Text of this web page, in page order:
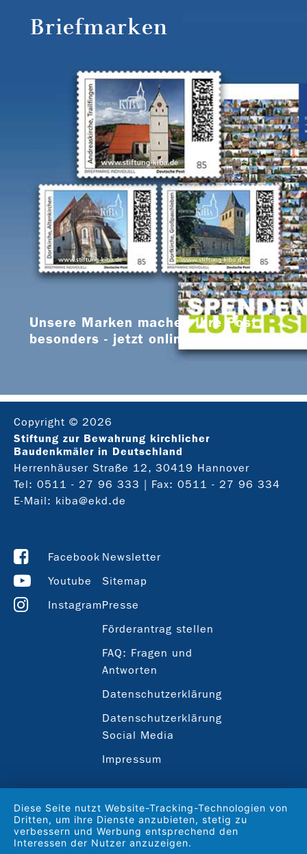
Briefmarken
Unsere Marken machen Ihre Post
besonders - jetzt online bestellen
Copyright © 2026
Stiftung zur Bewahrung kirchlicher
Baudenkmäler in Deutschland
Herrenhäuser Straße 12, 30419 Hannover
Tel: 0511 - 27 96 333 | Fax: 0511 - 27 96 334
E-Mail: kiba@ekd.de
Facebook
Youtube
Instagram
Newsletter
Sitemap
Presse
Förderantrag stellen
FAQ: Fragen und
Antworten
Datenschutzerklärung
Datenschutzerklärung
Social Media
Impressum
Diese Seite nutzt Website-Tracking-Technologien von
Dritten, um ihre Dienste anzubieten, stetig zu
verbessern und Werbung entsprechend den
Interessen der Nutzer anzuzeigen.